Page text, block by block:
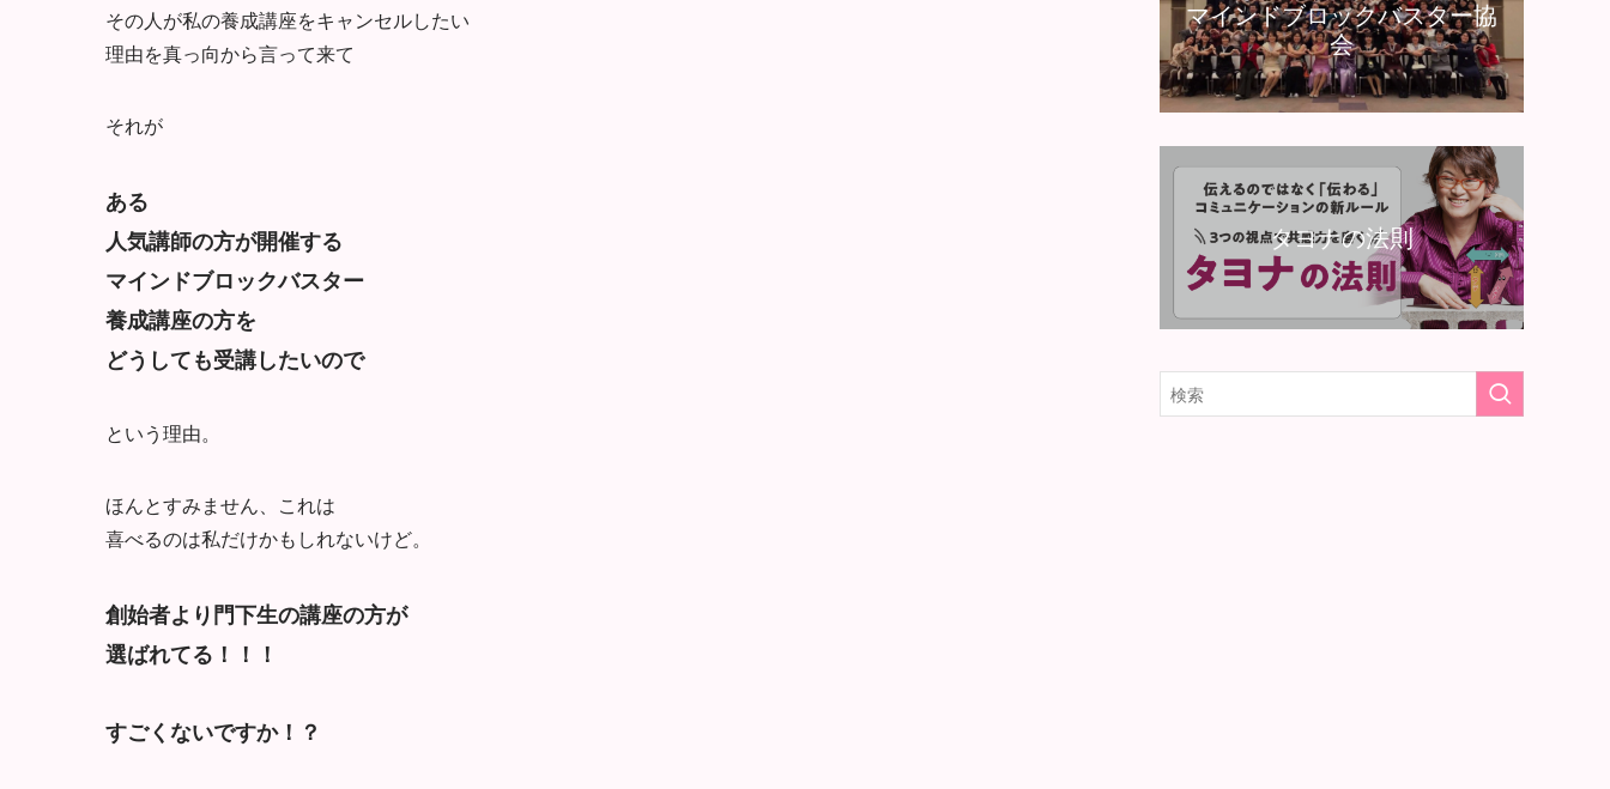
その人が私の養成講座をキャンセルしたい
理由を真っ向から言って来て
それが
ある
人気講師の方が開催する
マインドブロックバスター
養成講座の方を
どうしても受講したいので
という理由。
ほんとすみません、これは
喜べるのは私だけかもしれないけど。
創始者より門下生の講座の方が
選ばれてる！！！
すごくないですか！？
マインドブロックバスター協
会
タヨナの法則